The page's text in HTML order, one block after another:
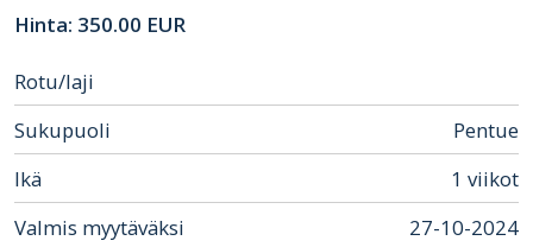
Hinta: 350.00 EUR
Rotu/laji
Sukupuoli
Pentue
Ikä
1 viikot
Valmis myytäväksi
27-10-2024